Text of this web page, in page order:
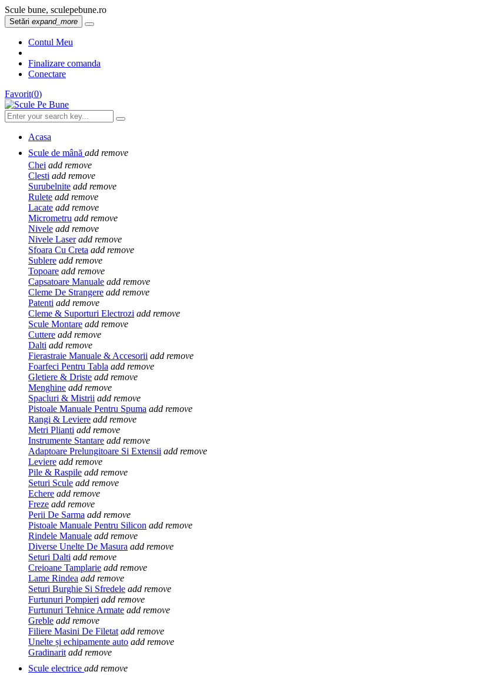
Scule bune, sculepebune.ro
Setări expand_more
Contul Meu
Finalizare comanda
Conectare
Favorit(0)
Acasa
Scule de mână add remove
Chei add remove
Clesti add remove
Surubelnite add remove
Rulete add remove
Lacate add remove
Micrometru add remove
Nivele add remove
Nivele Laser add remove
Sfoara Cu Creta add remove
Sublere add remove
Topoare add remove
Capsatoare Manuale add remove
Cleme De Strangere add remove
Patenti add remove
Cleme & Suporturi Electrozi add remove
Scule Montare add remove
Cuttere add remove
Dalti add remove
Fierastraie Manuale & Accesorii add remove
Foarfeci Pentru Tabla add remove
Gletiere & Driste add remove
Menghine add remove
Spacluri & Mistrii add remove
Pistoale Manuale Pentru Spuma add remove
Rangi & Leviere add remove
Metri Plianti add remove
Instrumente Stantare add remove
Adaptoare Prelungitoare Si Extensii add remove
Leviere add remove
Pile & Raspile add remove
Seturi Scule add remove
Echere add remove
Freze add remove
Perii De Sarma add remove
Pistoale Manuale Pentru Silicon add remove
Rindele Manuale add remove
Diverse Unelte De Masura add remove
Seturi Dalti add remove
Creioane Tamplarie add remove
Lame Rindea add remove
Seturi Burghie Si Sfredele add remove
Furtunuri Pompieri add remove
Furtunuri Tehnice Armate add remove
Greble add remove
Filiere Masini De Filetat add remove
Unelte și echipamente auto add remove
Gradinarit add remove
Scule electrice add remove